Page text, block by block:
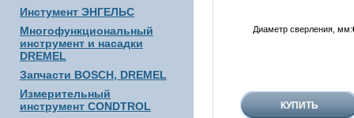
Инстумент ЭНГЕЛЬС
Многофункциональный
инструмент и насадки
DREMEL
Запчасти BOSCH, DREMEL
Измерительный
инструмент CONDTROL
Диаметр сверления, мм: